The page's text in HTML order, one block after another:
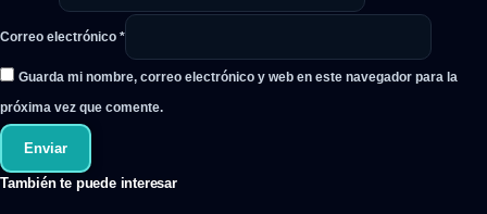
Correo electrónico *
Guarda mi nombre, correo electrónico y web en este navegador para la
próxima vez que comente.
También te puede interesar